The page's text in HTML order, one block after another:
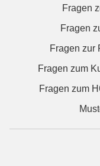
Fragen
Fragen
Fragen zur
Fragen zum
Fragen zum